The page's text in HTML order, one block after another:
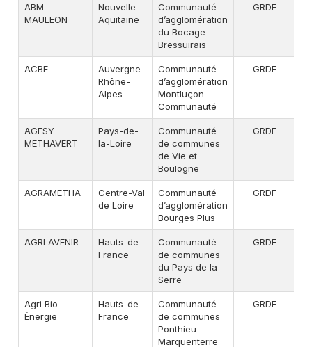
ABM
MAULEON
Nouvelle-
Aquitaine
Communauté
d’agglomération
du Bocage
Bressuirais
GRDF
ACBE
Auvergne-
Rhône-
Alpes
Communauté
d’agglomération
Montluçon
Communauté
GRDF
AGESY
METHAVERT
Pays-de-
la-Loire
Communauté
de communes
de Vie et
Boulogne
GRDF
AGRAMETHA
Centre-Val
de Loire
Communauté
d’agglomération
Bourges Plus
GRDF
AGRI AVENIR
Hauts-de-
France
Communauté
de communes
du Pays de la
Serre
GRDF
Agri Bio
Énergie
Hauts-de-
France
Communauté
de communes
Ponthieu-
Marquenterre
GRDF